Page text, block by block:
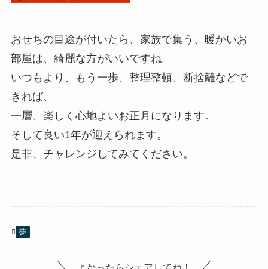
おせちの目途が付いたら、家族で集う、暖かいお
部屋は、綺麗な方がいいですね。
いつもより、もう一歩、整理整頓、断捨離などで
きれば、
一層、楽しく心地よいお正月になります。
そして良い1年が迎えられます。
是非、チャレンジしてみてください。
夢